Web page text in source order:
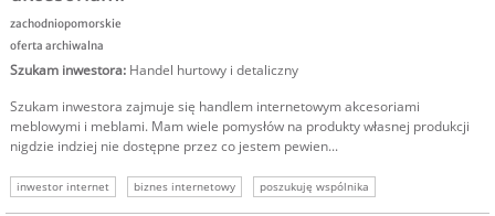
zachodniopomorskie
oferta archiwalna
Szukam inwestora: Handel hurtowy i detaliczny
Szukam inwestora zajmuje się handlem internetowym akcesoriami
meblowymi i meblami. Mam wiele pomysłów na produkty własnej produkcji
nigdzie indziej nie dostępne przez co jestem pewien...
inwestor internet biznes internetowy poszukuję wspólnika